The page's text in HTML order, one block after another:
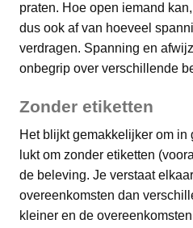
praten. Hoe open iemand
dus ook af van hoeveel
verdragen. Spanning en
onbegrip over verschillende
Zonder etiketten
Het blijkt gemakkelijker om in
lukt om zonder etiketten
de beleving. Je verstaat
overeenkomsten dan
kleiner en de